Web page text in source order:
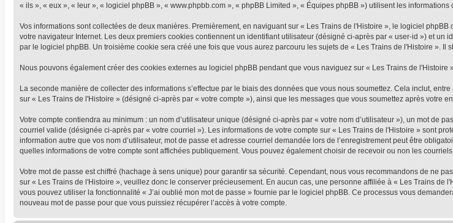
« ils », « eux », « leur », « logiciel phpBB », « www.phpbb.com », « phpBB Limited », « Équipes phpBB ») utilisent les
Vos informations sont collectées de deux manières. Premièrement, en naviguant sur « Les Trains de l'Histoire », le logiciel
votre navigateur Internet. Les deux premiers cookies contiennent un identifiant utilisateur (désigné ci-après par « user-id ») et
par le logiciel phpBB. Un troisième cookie sera créé une fois que vous aurez parcouru les sujets de « Les Trains de l'Histoire ».
Nous pouvons également créer des cookies externes au logiciel phpBB pendant que vous naviguez sur « Les Trains de
La seconde manière de collecter des informations s’effectue par le biais des données que vous nous soumettez. Cela inclut,
sur « Les Trains de l'Histoire » (désigné ci-après par « votre compte »), ainsi que les messages que vous soumettez après votre
Votre compte contiendra au minimum : un nom d’utilisateur unique (désigné ci-après par « votre nom d’utilisateur »), un mot de
courriel valide (désignée ci-après par « votre courriel »). Les informations de votre compte sur « Les Trains de l'Histoire » sont
information autre que vos nom d’utilisateur, mot de passe et adresse courriel demandée lors de l’enregistrement peut être
quelles informations de votre compte sont affichées publiquement. Vous pouvez également choisir de recevoir ou non les
Votre mot de passe est chiffré (hachage à sens unique) pour garantir sa sécurité. Cependant, nous vous recommandons de ne
sur « Les Trains de l'Histoire », veuillez donc le conserver précieusement. En aucun cas, une personne affiliée à « Les Trains de
vous pouvez utiliser la fonctionnalité « J’ai oublié mon mot de passe » fournie par le logiciel phpBB. Ce processus vous
nouveau mot de passe pour que vous puissiez récupérer l’accès à votre compte.